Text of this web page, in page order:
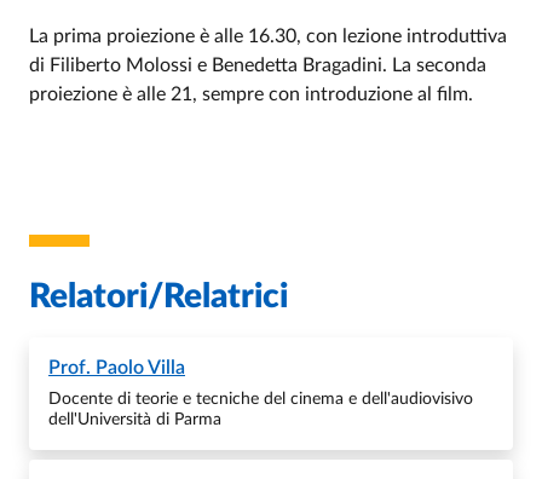
La prima proiezione è alle 16.30, con lezione introduttiva
di Filiberto Molossi e Benedetta Bragadini. La seconda
proiezione è alle 21, sempre con introduzione al film.
Relatori/Relatrici
Prof. Paolo Villa
Docente di teorie e tecniche del cinema e dell'audiovisivo
dell'Università di Parma